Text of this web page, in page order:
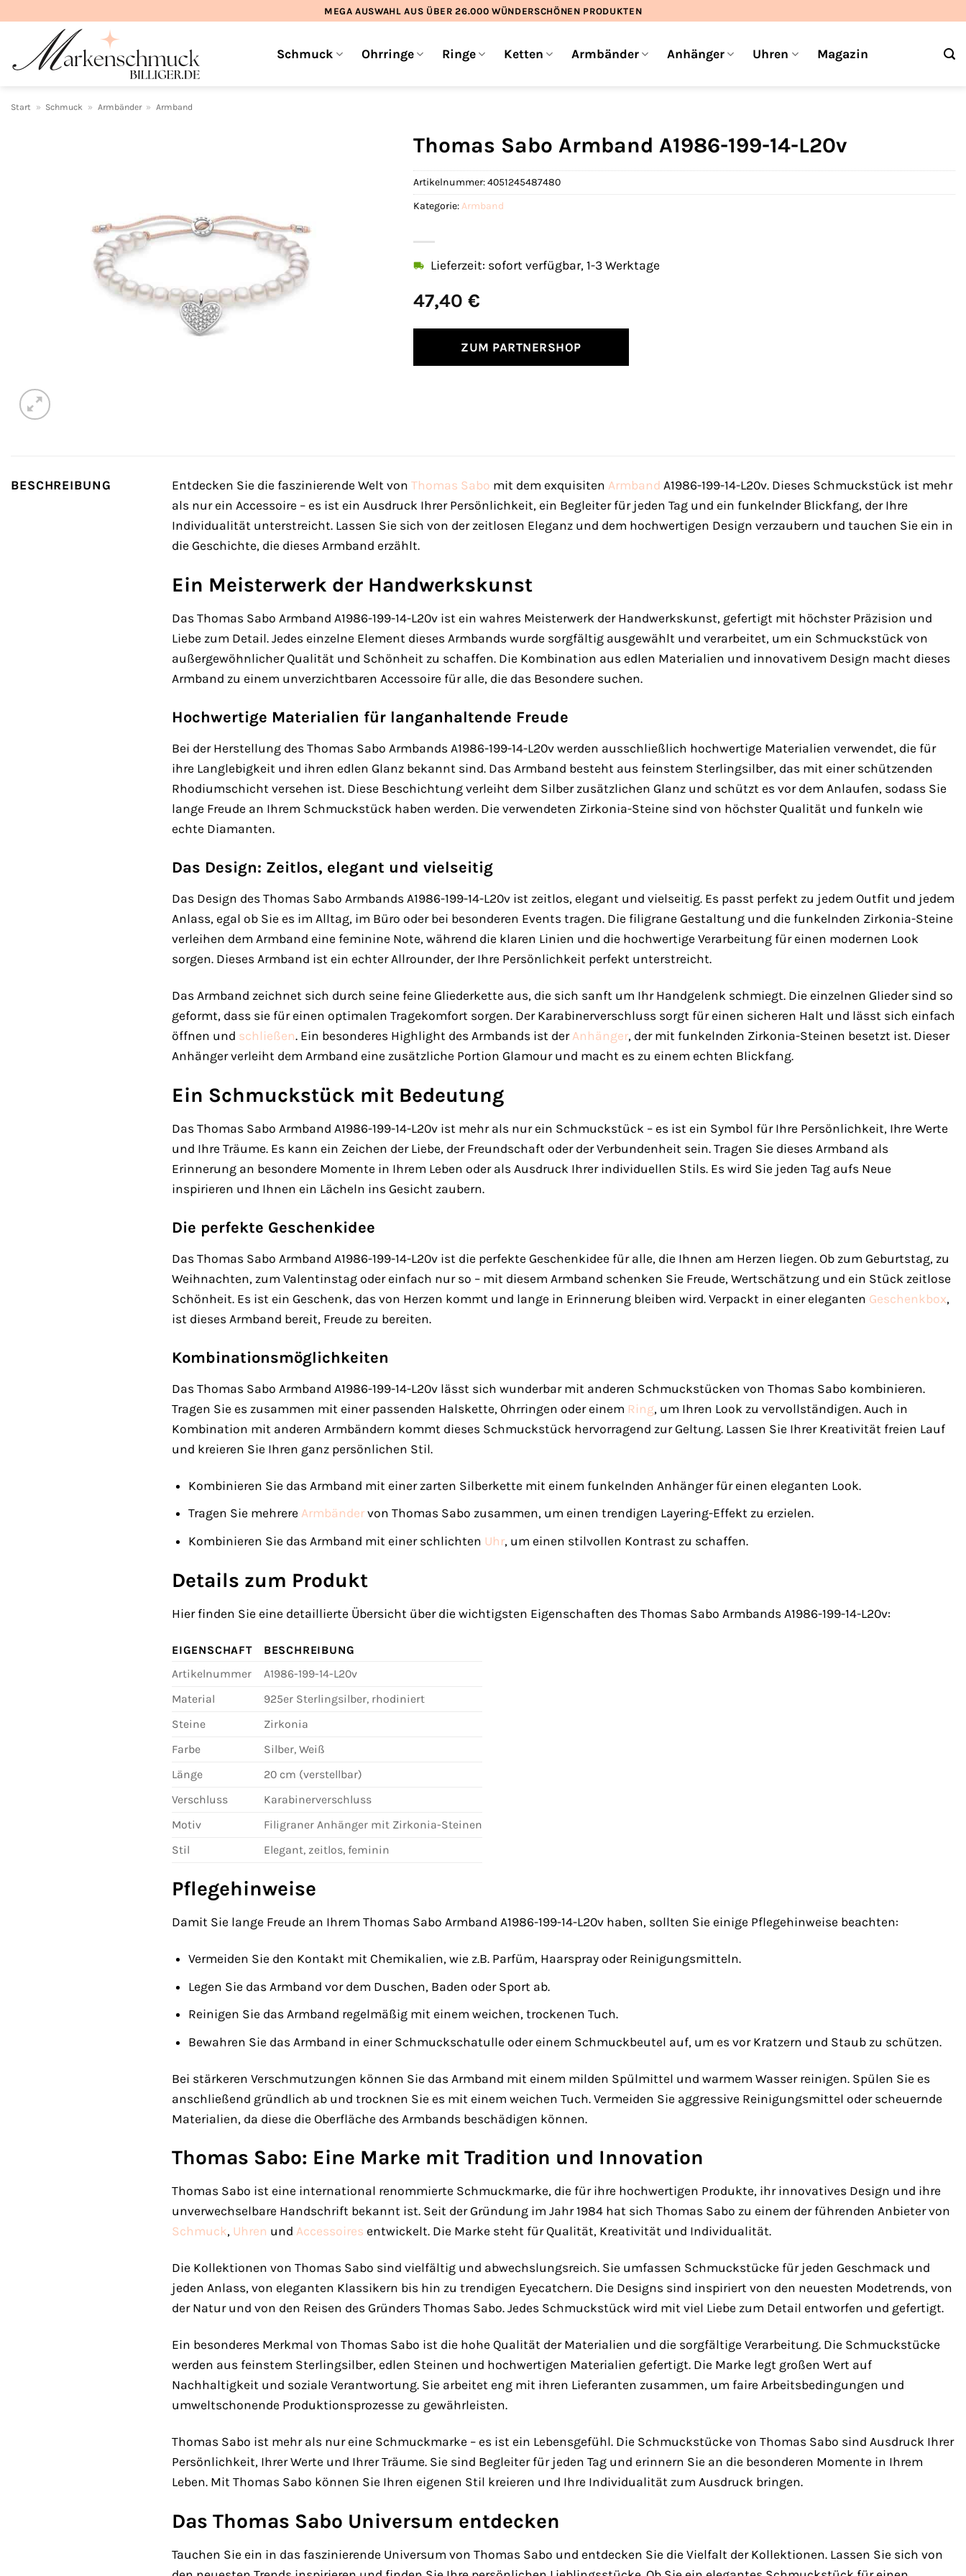
springen
MEGA AUSWAHL AUS ÜBER 26.000 WÜNDERSCHÖNEN PRODUKTEN
Schmuck Ohrringe Ringe Ketten Armbänder Anhänger Uhren Magazin
Start » Schmuck » Armbänder » Armband
Thomas Sabo Armband A1986-199-14-L20v
47,40 €
Lieferzeit: sofort verfügbar, 1-3 Werktage
ZUM PARTNERSHOP
Artikelnummer:4051245487480
Kategorie:Armband
BESCHREIBUNG Entdecken Sie die faszinierende Welt von Thomas Sabo mit dem exquisiten Armband A1986-199-14-L20v. Dieses Schmuckstück ist mehr
als nur ein Accessoire – es ist ein Ausdruck Ihrer Persönlichkeit, ein Begleiter für jeden Tag und ein funkelnder Blickfang, der Ihre
Individualität unterstreicht. Lassen Sie sich von der zeitlosen Eleganz und dem hochwertigen Design verzaubern und tauchen Sie ein in
die Geschichte, die dieses Armband erzählt.
Ein Meisterwerk der Handwerkskunst
Das Thomas Sabo Armband A1986-199-14-L20v ist ein wahres Meisterwerk der Handwerkskunst, gefertigt mit höchster Präzision und
Liebe zum Detail. Jedes einzelne Element dieses Armbands wurde sorgfältig ausgewählt und verarbeitet, um ein Schmuckstück von
außergewöhnlicher Qualität und Schönheit zu schaffen. Die Kombination aus edlen Materialien und innovativem Design macht dieses
Armband zu einem unverzichtbaren Accessoire für alle, die das Besondere suchen.
Hochwertige Materialien für langanhaltende Freude
Bei der Herstellung des Thomas Sabo Armbands A1986-199-14-L20v werden ausschließlich hochwertige Materialien verwendet, die für
ihre Langlebigkeit und ihren edlen Glanz bekannt sind. Das Armband besteht aus feinstem Sterlingsilber, das mit einer schützenden
Rhodiumschicht versehen ist. Diese Beschichtung verleiht dem Silber zusätzlichen Glanz und schützt es vor dem Anlaufen, sodass Sie
lange Freude an Ihrem Schmuckstück haben werden. Die verwendeten Zirkonia-Steine sind von höchster Qualität und funkeln wie
echte Diamanten.
Das Design: Zeitlos, elegant und vielseitig
Das Design des Thomas Sabo Armbands A1986-199-14-L20v ist zeitlos, elegant und vielseitig. Es passt perfekt zu jedem Outfit und jedem
Anlass, egal ob Sie es im Alltag, im Büro oder bei besonderen Events tragen. Die filigrane Gestaltung und die funkelnden Zirkonia-Steine
verleihen dem Armband eine feminine Note, während die klaren Linien und die hochwertige Verarbeitung für einen modernen Look
sorgen. Dieses Armband ist ein echter Allrounder, der Ihre Persönlichkeit perfekt unterstreicht.
Das Armband zeichnet sich durch seine feine Gliederkette aus, die sich sanft um Ihr Handgelenk schmiegt. Die einzelnen Glieder sind so
geformt, dass sie für einen optimalen Tragekomfort sorgen. Der Karabinerverschluss sorgt für einen sicheren Halt und lässt sich einfach
öffnen und schließen. Ein besonderes Highlight des Armbands ist der Anhänger, der mit funkelnden Zirkonia-Steinen besetzt ist. Dieser
Anhänger verleiht dem Armband eine zusätzliche Portion Glamour und macht es zu einem echten Blickfang.
Ein Schmuckstück mit Bedeutung
Das Thomas Sabo Armband A1986-199-14-L20v ist mehr als nur ein Schmuckstück – es ist ein Symbol für Ihre Persönlichkeit, Ihre Werte
und Ihre Träume. Es kann ein Zeichen der Liebe, der Freundschaft oder der Verbundenheit sein. Tragen Sie dieses Armband als
Erinnerung an besondere Momente in Ihrem Leben oder als Ausdruck Ihrer individuellen Stils. Es wird Sie jeden Tag aufs Neue
inspirieren und Ihnen ein Lächeln ins Gesicht zaubern.
Die perfekte Geschenkidee
Das Thomas Sabo Armband A1986-199-14-L20v ist die perfekte Geschenkidee für alle, die Ihnen am Herzen liegen. Ob zum Geburtstag, zu
Weihnachten, zum Valentinstag oder einfach nur so – mit diesem Armband schenken Sie Freude, Wertschätzung und ein Stück zeitlose
Schönheit. Es ist ein Geschenk, das von Herzen kommt und lange in Erinnerung bleiben wird. Verpackt in einer eleganten Geschenkbox,
ist dieses Armband bereit, Freude zu bereiten.
Kombinationsmöglichkeiten
Das Thomas Sabo Armband A1986-199-14-L20v lässt sich wunderbar mit anderen Schmuckstücken von Thomas Sabo kombinieren.
Tragen Sie es zusammen mit einer passenden Halskette, Ohrringen oder einem Ring, um Ihren Look zu vervollständigen. Auch in
Kombination mit anderen Armbändern kommt dieses Schmuckstück hervorragend zur Geltung. Lassen Sie Ihrer Kreativität freien Lauf
und kreieren Sie Ihren ganz persönlichen Stil.
Kombinieren Sie das Armband mit einer zarten Silberkette mit einem funkelnden Anhänger für einen eleganten Look.
Tragen Sie mehrere Armbändervon Thomas Sabo zusammen, um einen trendigen Layering-Effekt zu erzielen.
Kombinieren Sie das Armband mit einer schlichten Uhr, um einen stilvollen Kontrast zu schaffen.
Details zum Produkt
Hier finden Sie eine detaillierte Übersicht über die wichtigsten Eigenschaften des Thomas Sabo Armbands A1986-199-14-L20v:
EIGENSCHAFT
BESCHREIBUNG
Artikelnummer
A1986-199-14-L20v
Material
925er Sterlingsilber, rhodiniert
Steine
Zirkonia
Farbe
Silber, Weiß
Länge
20 cm (verstellbar)
Verschluss
Karabinerverschluss
Motiv
Filigraner Anhänger mit Zirkonia-Steinen
Stil
Elegant, zeitlos, feminin
Pflegehinweise
Damit Sie lange Freude an Ihrem Thomas Sabo Armband A1986-199-14-L20v haben, sollten Sie einige Pflegehinweise beachten:
Vermeiden Sie den Kontakt mit Chemikalien, wie z.B. Parfüm, Haarspray oder Reinigungsmitteln.
Legen Sie das Armband vor dem Duschen, Baden oder Sport ab.
Reinigen Sie das Armband regelmäßig mit einem weichen, trockenen Tuch.
Bewahren Sie das Armband in einer Schmuckschatulle oder einem Schmuckbeutel auf, um es vor Kratzern und Staub zu schützen.
Bei stärkeren Verschmutzungen können Sie das Armband mit einem milden Spülmittel und warmem Wasser reinigen. Spülen Sie es
anschließend gründlich ab und trocknen Sie es mit einem weichen Tuch. Vermeiden Sie aggressive Reinigungsmittel oder scheuernde
Materialien, da diese die Oberfläche des Armbands beschädigen können.
Thomas Sabo: Eine Marke mit Tradition und Innovation
Thomas Sabo ist eine international renommierte Schmuckmarke, die für ihre hochwertigen Produkte, ihr innovatives Design und ihre
unverwechselbare Handschrift bekannt ist. Seit der Gründung im Jahr 1984 hat sich Thomas Sabo zu einem der führenden Anbieter von
Schmuck, Uhren und Accessoires entwickelt. Die Marke steht für Qualität, Kreativität und Individualität.
Die Kollektionen von Thomas Sabo sind vielfältig und abwechslungsreich. Sie umfassen Schmuckstücke für jeden Geschmack und
jeden Anlass, von eleganten Klassikern bis hin zu trendigen Eyecatchern. Die Designs sind inspiriert von den neuesten Modetrends, von
der Natur und von den Reisen des Gründers Thomas Sabo. Jedes Schmuckstück wird mit viel Liebe zum Detail entworfen und gefertigt.
Ein besonderes Merkmal von Thomas Sabo ist die hohe Qualität der Materialien und die sorgfältige Verarbeitung. Die Schmuckstücke
werden aus feinstem Sterlingsilber, edlen Steinen und hochwertigen Materialien gefertigt. Die Marke legt großen Wert auf
Nachhaltigkeit und soziale Verantwortung. Sie arbeitet eng mit ihren Lieferanten zusammen, um faire Arbeitsbedingungen und
umweltschonende Produktionsprozesse zu gewährleisten.
Thomas Sabo ist mehr als nur eine Schmuckmarke – es ist ein Lebensgefühl. Die Schmuckstücke von Thomas Sabo sind Ausdruck Ihrer
Persönlichkeit, Ihrer Werte und Ihrer Träume. Sie sind Begleiter für jeden Tag und erinnern Sie an die besonderen Momente in Ihrem
Leben. Mit Thomas Sabo können Sie Ihren eigenen Stil kreieren und Ihre Individualität zum Ausdruck bringen.
Das Thomas Sabo Universum entdecken
Tauchen Sie ein in das faszinierende Universum von Thomas Sabo und entdecken Sie die Vielfalt der Kollektionen. Lassen Sie sich von